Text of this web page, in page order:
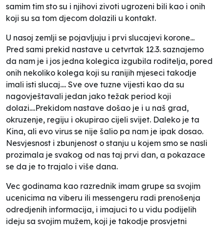
samim tim sto su i njihovi zivoti ugrozeni bili kao i onih
koji su sa tom djecom dolazili u kontakt.
U nasoj zemlji se pojavljuju i prvi slucajevi korone...
Pred sami prekid nastave u cetvrtak 12.3. saznajemo
da nam je i jos jedna kolegica izgubila roditelja, pored
onih nekoliko kolega koji su ranijih mjeseci takodje
imali isti slucaj.... Sve ove tuzne vijesti kao da su
nagovještavali jedan jako težak period koji
dolazi....Prekidom nastave došao je i u naš grad,
okruzenje, regiju i okupirao cijeli svijet. Daleko je ta
Kina, ali evo virus se nije šalio pa nam je ipak dosao.
Nesvjesnost i zbunjenost o stanju u kojem smo se nasli
prozimala je svakog od nas taj prvi dan, a pokazace
se da je to trajalo i više dana.
Vec godinama kao razrednik imam grupe sa svojim
ucenicima na viberu ili messengeru radi prenošenja
odredjenih informacija, i imajuci to u vidu podijelih
ideju sa svojim mužem, koji je takodje prosvjetni